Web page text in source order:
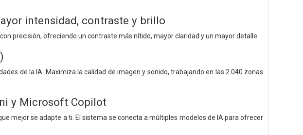
intensidad, contraste y brillo
precisión, ofreciendo un contraste más nítido, mayor claridad y un mayor detalle.
de la IA. Maximiza la calidad de imagen y sonido, trabajando en las 2.040 zonas
y Microsoft Copilot
mejor se adapte a ti. El sistema se conecta a múltiples modelos de IA para ofrecer